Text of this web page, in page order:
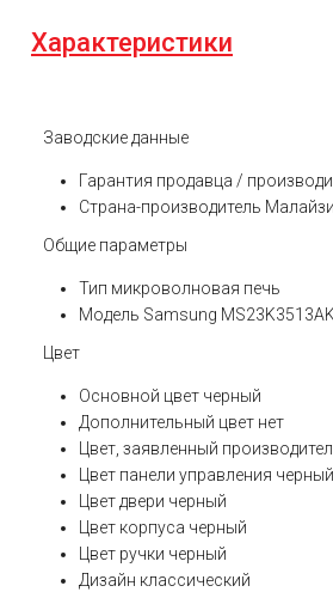
Характеристики
Заводские данные
Гарантия продавца /
Страна-производитель
Общие параметры
Тип микроволновая печь
Модель Samsung MS23K3513AK
Цвет
Основной цвет черный
Дополнительный цвет нет
Цвет, заявленный
Цвет панели управления черный
Цвет двери черный
Цвет корпуса черный
Цвет ручки черный
Дизайн классический